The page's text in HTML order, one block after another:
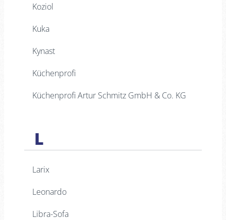
Koziol
Kuka
Kynast
Küchenprofi
Küchenprofi Artur Schmitz GmbH & Co. KG
L
Larix
Leonardo
Libra-Sofa